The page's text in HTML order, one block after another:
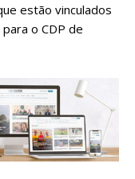
estão vinculados
o CDP de